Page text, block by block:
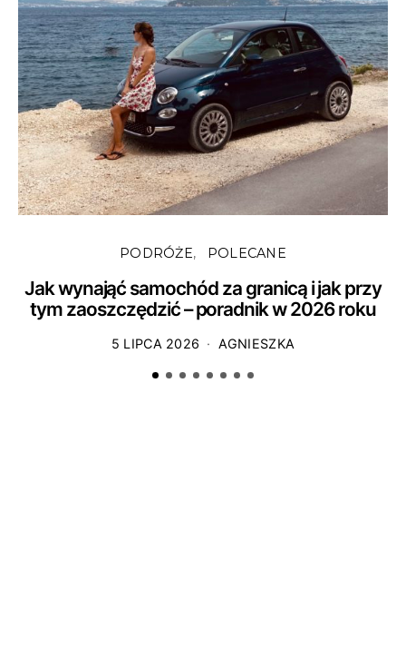
PODRÓŻE POLECANE
Jak wynająć samochód za granicą i jak przy
tym zaoszczędzić – poradnik w 2026 roku
5 LIPCA 2026 AGNIESZKA